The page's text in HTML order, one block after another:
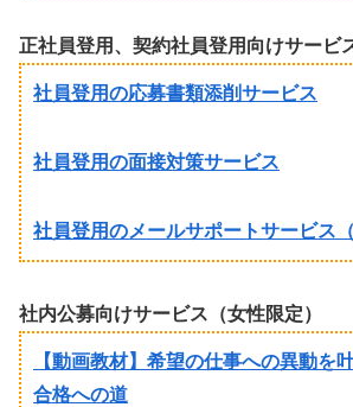
正社員登用、契約社員登用向けサービ
社員登用の応募書類添削サービス
社員登用の面接対策サービス
社員登用のメールサポートサービス（
社内公募向けサービス（女性限定）
【動画教材】希望の仕事への異動を
合格への道